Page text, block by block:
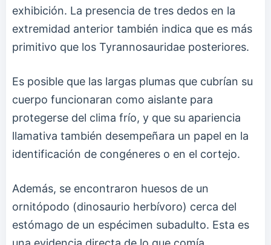
exhibición. La presencia de tres dedos en la
extremidad anterior también indica que es más
primitivo que los Tyrannosauridae posteriores.
Es posible que las largas plumas que cubrían su
cuerpo funcionaran como aislante para
protegerse del clima frío, y que su apariencia
llamativa también desempeñara un papel en la
identificación de congéneres o en el cortejo.
Además, se encontraron huesos de un
ornitópodo (dinosaurio herbívoro) cerca del
estómago de un espécimen subadulto. Esta es